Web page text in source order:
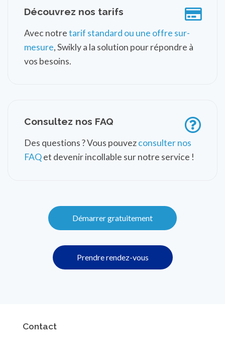
Découvrez nos tarifs
Avec notretarif standard ou une offre sur-
mesure, Swikly a la solution pour répondre à
vos besoins.
Consultez nos FAQ
Des questions ? Vous pouvezconsulter nos
FAQet devenir incollable sur notre service !
Démarrer gratuitement
Prendre rendez-vous
Contact